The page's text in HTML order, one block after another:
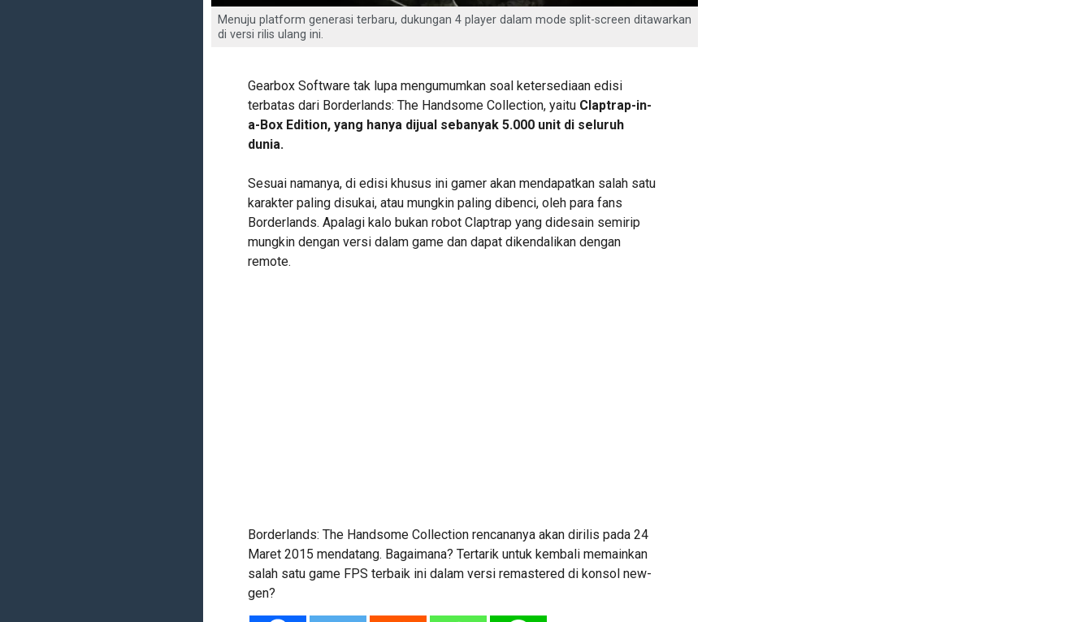
Menuju platform generasi terbaru, dukungan 4 player dalam mode split-screen ditawarkan
di versi rilis ulang ini.
Gearbox Software tak lupa mengumumkan soal ketersediaan edisi
terbatas dari Borderlands: The Handsome Collection, yaitu Claptrap-in-
a-Box Edition, yang hanya dijual sebanyak 5.000 unit di seluruh
dunia.
Sesuai namanya, di edisi khusus ini gamer akan mendapatkan salah satu
karakter paling disukai, atau mungkin paling dibenci, oleh para fans
Borderlands. Apalagi kalo bukan robot Claptrap yang didesain semirip
mungkin dengan versi dalam game dan dapat dikendalikan dengan
remote.
Borderlands: The Handsome Collection rencananya akan dirilis pada 24
Maret 2015 mendatang. Bagaimana? Tertarik untuk kembali memainkan
salah satu game FPS terbaik ini dalam versi remastered di konsol new-
gen?